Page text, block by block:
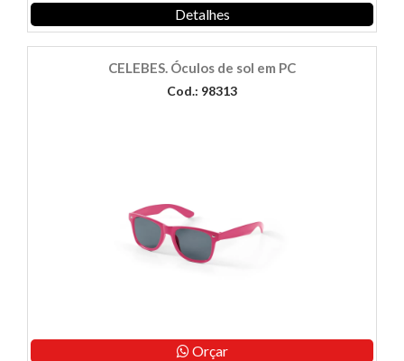
Detalhes
CELEBES. Óculos de sol em PC
Cod.: 98313
Orçar